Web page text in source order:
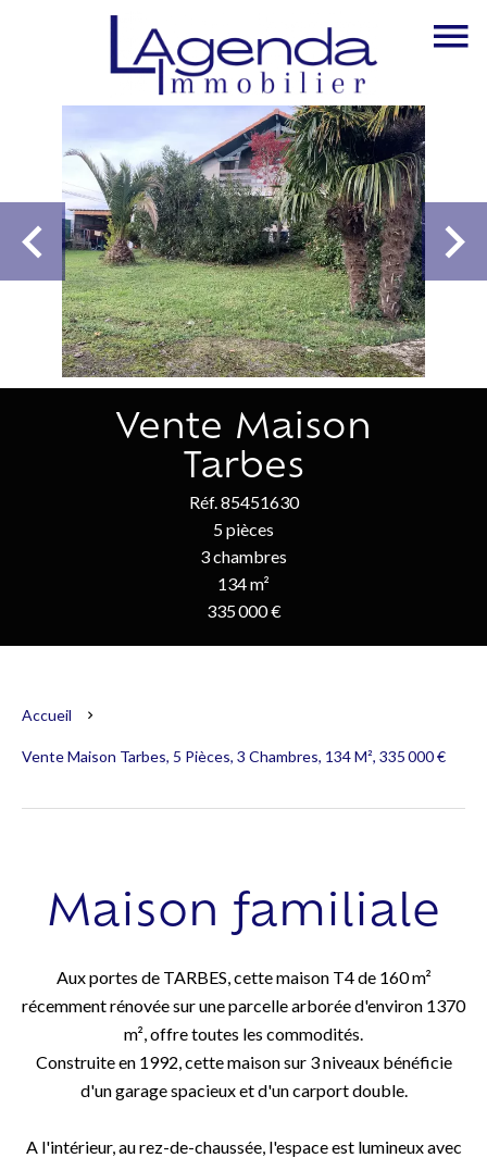
Vente Maison
Tarbes
Réf. 85451630
5 pièces
3 chambres
134 m²
335 000 €
Accueil
Vente Maison Tarbes, 5 Pièces, 3 Chambres, 134 M², 335 000 €
Maison familiale
Aux portes de TARBES, cette maison T4 de 160 m²
récemment rénovée sur une parcelle arborée d'environ 1370
m², offre toutes les commodités.
Construite en 1992, cette maison sur 3 niveaux bénéficie
d'un garage spacieux et d'un carport double.
A l'intérieur, au rez-de-chaussée, l'espace est lumineux avec